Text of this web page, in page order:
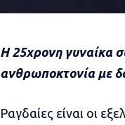
Η 25χρονη γυναίκα
ανθρωποκτονία με
Ραγδαίες είναι οι